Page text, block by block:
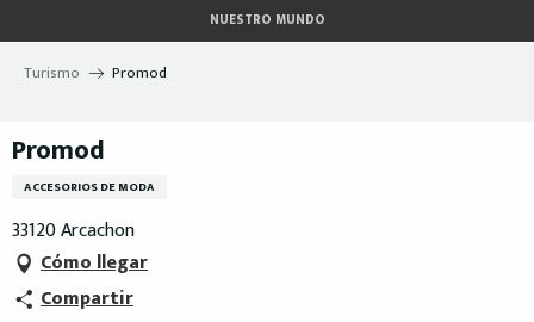
au
contenu
NUESTRO MUNDO
Turismo Promod
Promod
ACCESORIOS DE MODA
33120 Arcachon
Cómo llegar
Compartir